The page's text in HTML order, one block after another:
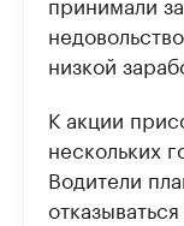
низкой
К акции
нескольких
Водители